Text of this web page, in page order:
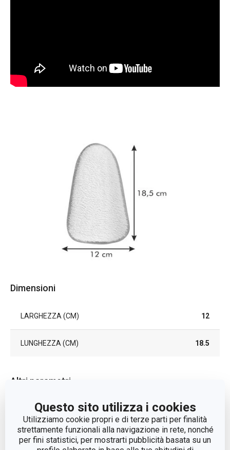
Questo sito utilizza i cookies
Utilizziamo cookie propri e di terze parti per finalità
strettamente funzionali alla navigazione in rete, nonché
per fini statistici, per mostrarti pubblicità basata su un
Dimensioni
LARGHEZZA (CM) 12
LUNGHEZZA (CM) 18.5
Altri parametri
CATEGORIA
lavaggio e
pulizia
LINEA DI PRODOTTO ProfiMATE